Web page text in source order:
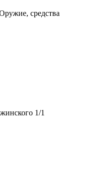
средства
1/1